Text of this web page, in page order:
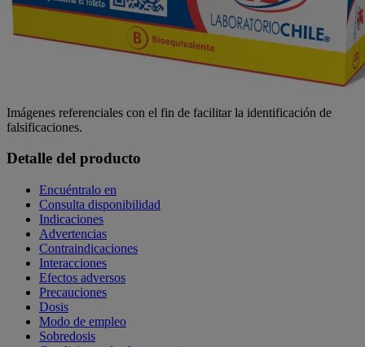
Imágenes referenciales con el fin de facilitar la identificación de
falsificaciones.
Detalle del producto
Encuéntralo en
Consulta disponibilidad
Indicaciones
Advertencias
Contraindicaciones
Interacciones
Efectos adversos
Precauciones
Dosis
Modo de empleo
Sobredosis